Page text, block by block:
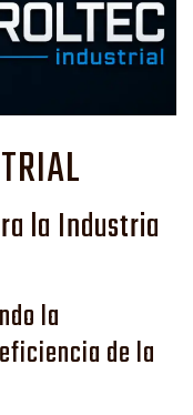
la Industria
la
de la